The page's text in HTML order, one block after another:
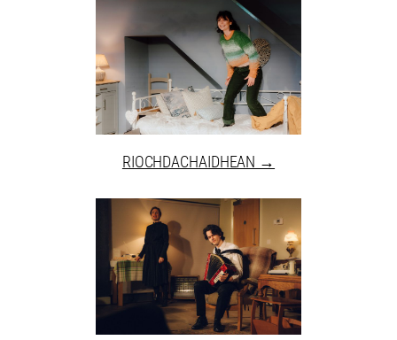
RIOCHDACHAIDHEAN →